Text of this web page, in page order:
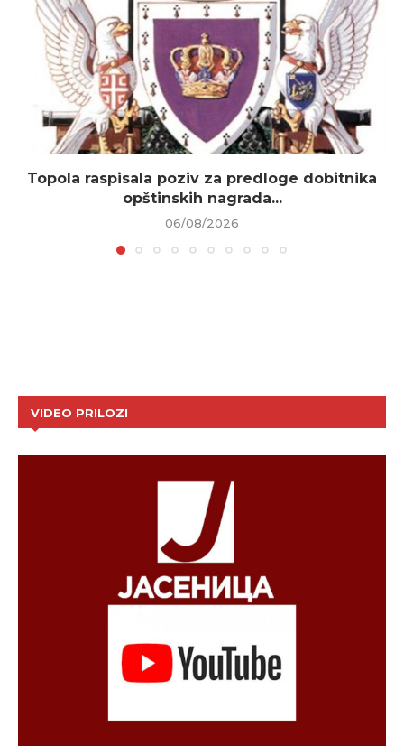
Topola raspisala poziv za predloge dobitnika
opštinskih nagrada...
06/08/2026
VIDEO PRILOZI